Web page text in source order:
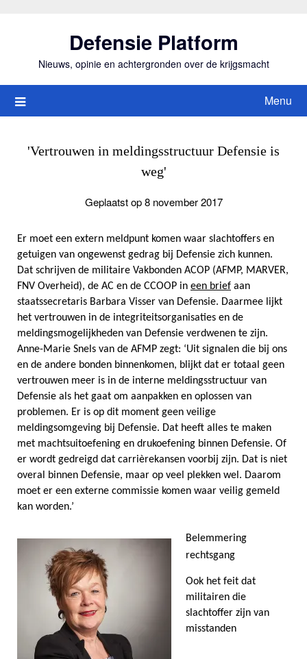
Defensie Platform
Nieuws, opinie en achtergronden over de krijgsmacht
Menu
'Vertrouwen in meldingsstructuur Defensie is
weg'
Geplaatst op 8 november 2017
Er moet een extern meldpunt komen waar slachtoffers en
getuigen van ongewenst gedrag bij Defensie zich kunnen.
Dat schrijven de militaire Vakbonden ACOP (AFMP, MARVER,
FNV Overheid), de AC en de CCOOP in een brief aan
staatssecretaris Barbara Visser van Defensie. Daarmee lijkt
het vertrouwen in de integriteitsorganisaties en de
meldingsmogelijkheden van Defensie verdwenen te zijn.
Anne-Marie Snels van de AFMP zegt: ‘Uit signalen die bij ons
en de andere bonden binnenkomen, blijkt dat er totaal geen
vertrouwen meer is in de interne meldingsstructuur van
Defensie als het gaat om aanpakken en oplossen van
problemen. Er is op dit moment geen veilige
meldingsomgeving bij Defensie. Dat heeft alles te maken
met machtsuitoefening en drukoefening binnen Defensie. Of
er wordt gedreigd dat carrièrekansen voorbij zijn. Dat is niet
overal binnen Defensie, maar op veel plekken wel. Daarom
moet er een externe commissie komen waar veilig gemeld
kan worden.’
Belemmering
rechtsgang
Ook het feit dat
militairen die
slachtoffer zijn van
misstanden